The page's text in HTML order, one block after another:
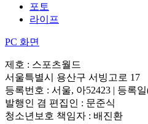
포토
라이프
PC 화면
제호 : 스포츠월드
서울특별시 용산구 서빙고로 17
등록번호 : 서울, 아52423 | 등록
발행인 겸 편집인 : 문준식
청소년보호 책임자 : 배진환